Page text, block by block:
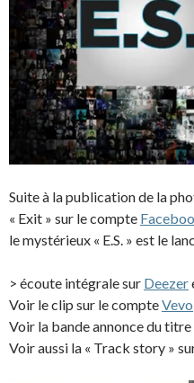
Suite à la publication de la
« Exit » sur le compte
le mystérieux « E.S. » est le
> écoute intégrale sur Deezer
Voir le clip sur le compteVevo
Voir la bande annonce du
Voir aussi la « Track story »